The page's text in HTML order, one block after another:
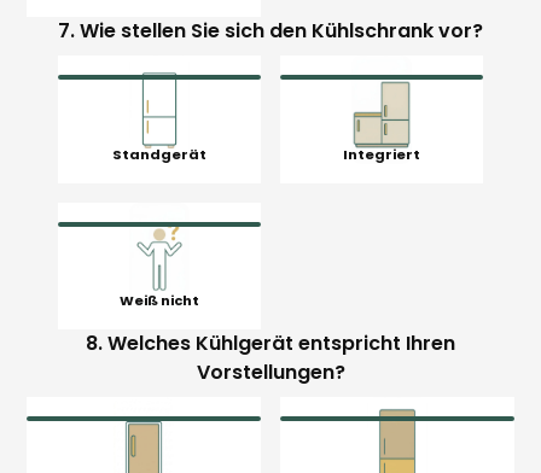
7. Wie stellen Sie sich den Kühlschrank vor?
Standgerät Integriert
Weiß nicht
8. Welches Kühlgerät entspricht Ihren
Vorstellungen?